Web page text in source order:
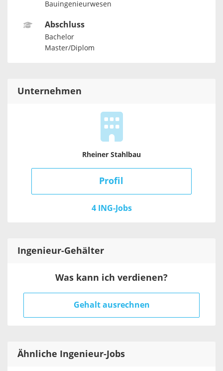
Bauingenieurwesen
Abschluss
Bachelor
Master/Diplom
Unternehmen
Rheiner Stahlbau
Profil
4 ING-Jobs
Ingenieur-Gehälter
Was kann ich verdienen?
Gehalt ausrechnen
Ähnliche Ingenieur-Jobs